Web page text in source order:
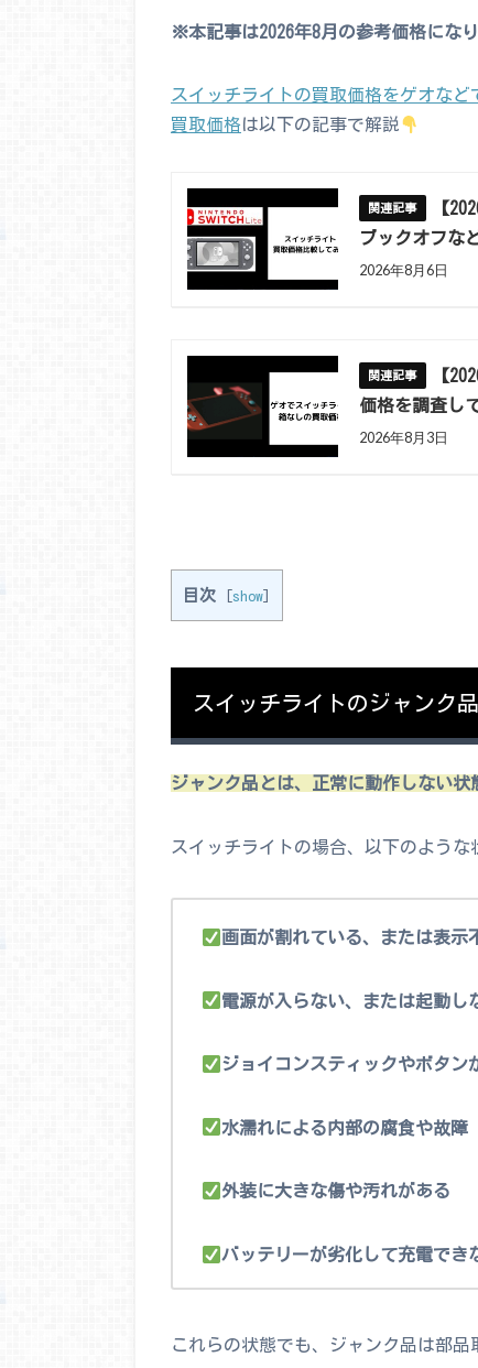
※本記事は2026年8月の参考価格になり
スイッチライトの買取価格をゲオなど
買取価格は以下の記事で解説
【
ブックオフな
2026年8月6日
【
価格を調査し
2026年8月3日
目次 show
スイッチライトのジャンク
ジャンク品とは、正常に動作しない状
スイッチライトの場合、以下のような
画面が割れている、または表示
電源が入らない、または起動し
ジョイコンスティックやボタン
水濡れによる内部の腐食や故障
外装に大きな傷や汚れがある
バッテリーが劣化して充電でき
これらの状態でも、ジャンク品は部品